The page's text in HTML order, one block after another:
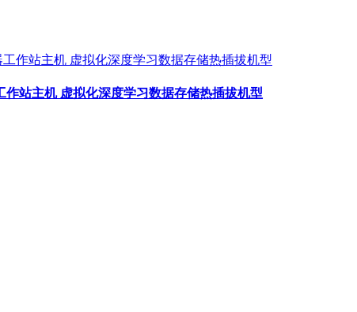
站主机 虚拟化深度学习数据存储热插拔机型